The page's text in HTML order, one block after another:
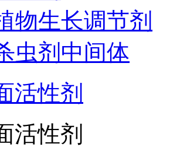
物生长调节剂
虫剂中间体
活性剂
活性剂